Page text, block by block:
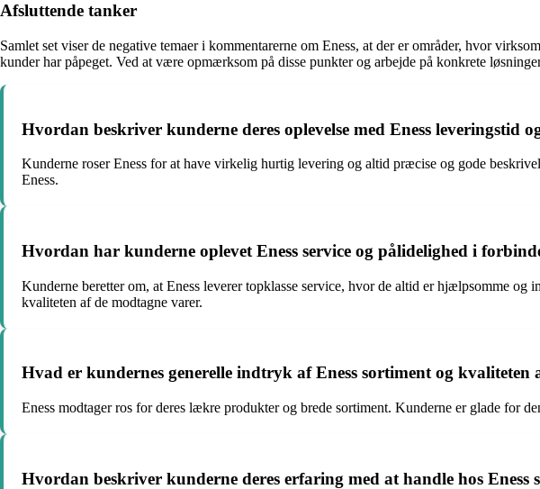
Afsluttende tanker
Samlet set viser de negative temaer i kommentarerne om Eness, at der er områder, hvor
kunder har påpeget. Ved at være opmærksom på disse punkter og arbejde på konkrete
Hvordan beskriver kunderne deres oplevelse med Eness leveringstid
Kunderne roser Eness for at have virkelig hurtig levering og altid præcise og gode
Eness.
Hvordan har kunderne oplevet Eness service og pålidelighed i
Kunderne beretter om, at Eness leverer topklasse service, hvor de altid er hjælpsomme
kvaliteten af de modtagne varer.
Hvad er kundernes generelle indtryk af Eness sortiment og kvaliteten
Eness modtager ros for deres lækre produkter og brede sortiment. Kunderne er glade for
Hvordan beskriver kunderne deres erfaring med at handle hos